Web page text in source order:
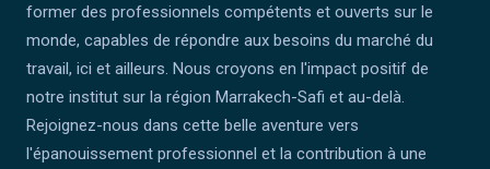
former des professionnels compétents et ouverts sur le
monde, capables de répondre aux besoins du marché du
travail, ici et ailleurs. Nous croyons en l'impact positif de
notre institut sur la région Marrakech-Safi et au-delà.
Rejoignez-nous dans cette belle aventure vers
l'épanouissement professionnel et la contribution à une